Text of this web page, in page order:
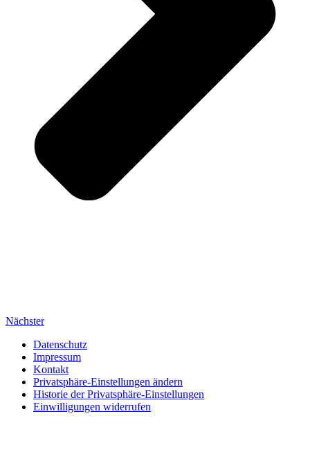
Nächster
Datenschutz
Impressum
Kontakt
Privatsphäre-Einstellungen ändern
Historie der Privatsphäre-Einstellungen
Einwilligungen widerrufen